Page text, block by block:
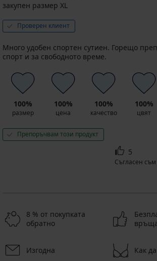
закупен размер XL
Проверен клиент
Много удобен спортен сутиен. Горещо
спорт и за свободното време.
100%
размер
100%
цена
100%
качество
100%
цвят
Препоръчвам този продукт
5
Съгласен съм
8 % от покупката
обратно
Изгодна Как